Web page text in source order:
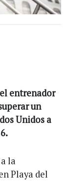
entrenador
un
Unidos a
la
Playa del